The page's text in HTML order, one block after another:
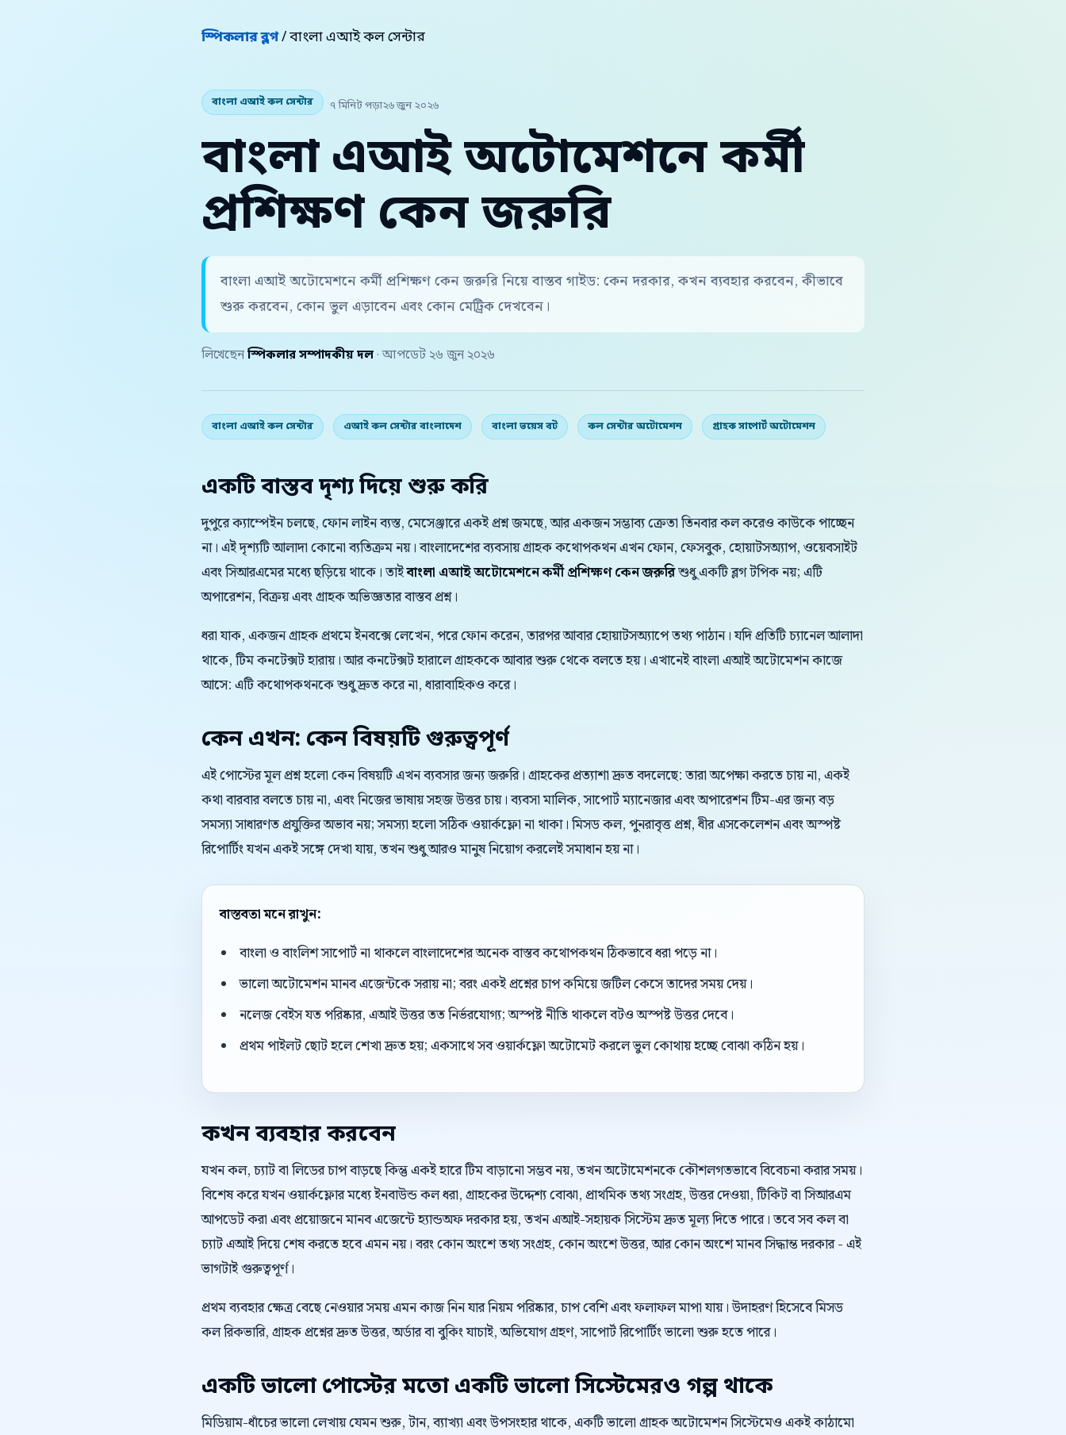
স্পিকলার ব্লগ/ বাংলা এআই কল সেন্টার
বাংলা এআই কল সেন্টার ৭ মিনিট পড়া২৬ জুন ২০২৬
বাংলা এআই অটোমেশনে কর্মী
প্রশিক্ষণ কেন জরুরি
বাংলা এআই অটোমেশনে কর্মী প্রশিক্ষণ কেন জরুরি নিয়ে বাস্তব গাইড: কেন দরকার, কখন ব্যবহার করবেন, কীভাবে
শুরু করবেন, কোন ভুল এড়াবেন এবং কোন মেট্রিক দেখবেন।
লিখেছেন স্পিকলার সম্পাদকীয় দল · আপডেট ২৬ জুন ২০২৬
বাংলা এআই কল সেন্টার এআই কল সেন্টার বাংলাদেশ বাংলা ভয়েস বট কল সেন্টার অটোমেশন গ্রাহক সাপোর্ট অটোমেশন
একটি বাস্তব দৃশ্য দিয়ে শুরু করি
দুপুরে ক্যাম্পেইন চলছে, ফোন লাইন ব্যস্ত, মেসেঞ্জারে একই প্রশ্ন জমছে, আর একজন সম্ভাব্য ক্রেতা তিনবার কল করেও কাউকে পাচ্ছেন
না। এই দৃশ্যটি আলাদা কোনো ব্যতিক্রম নয়। বাংলাদেশের ব্যবসায় গ্রাহক কথোপকথন এখন ফোন, ফেসবুক, হোয়াটসঅ্যাপ, ওয়েবসাইট
এবং সিআরএমের মধ্যে ছড়িয়ে থাকে। তাইবাংলা এআই অটোমেশনে কর্মী প্রশিক্ষণ কেন জরুরিশুধু একটি ব্লগ টপিক নয়; এটি
অপারেশন, বিক্রয় এবং গ্রাহক অভিজ্ঞতার বাস্তব প্রশ্ন।
ধরা যাক, একজন গ্রাহক প্রথমে ইনবক্সে লেখেন, পরে ফোন করেন, তারপর আবার হোয়াটসঅ্যাপে তথ্য পাঠান। যদি প্রতিটি চ্যানেল আলাদা
থাকে, টিম কনটেক্সট হারায়। আর কনটেক্সট হারালে গ্রাহককে আবার শুরু থেকে বলতে হয়। এখানেই বাংলা এআই অটোমেশন কাজে
আসে: এটি কথোপকথনকে শুধু দ্রুত করে না, ধারাবাহিকও করে।
কেন এখন: কেন বিষয়টি গুরুত্বপূর্ণ
এই পোস্টের মূল প্রশ্ন হলো কেন বিষয়টি এখন ব্যবসার জন্য জরুরি। গ্রাহকের প্রত্যাশা দ্রুত বদলেছে: তারা অপেক্ষা করতে চায় না, একই
কথা বারবার বলতে চায় না, এবং নিজের ভাষায় সহজ উত্তর চায়। ব্যবসা মালিক, সাপোর্ট ম্যানেজার এবং অপারেশন টিম-এর জন্য বড়
সমস্যা সাধারণত প্রযুক্তির অভাব নয়; সমস্যা হলো সঠিক ওয়ার্কফ্লো না থাকা। মিসড কল, পুনরাবৃত্ত প্রশ্ন, ধীর এসকেলেশন এবং অস্পষ্ট
রিপোর্টিং যখন একই সঙ্গে দেখা যায়, তখন শুধু আরও মানুষ নিয়োগ করলেই সমাধান হয় না।
বাস্তবতা মনে রাখুন:
বাংলা ও বাংলিশ সাপোর্ট না থাকলে বাংলাদেশের অনেক বাস্তব কথোপকথন ঠিকভাবে ধরা পড়ে না।
ভালো অটোমেশন মানব এজেন্টকে সরায় না; বরং একই প্রশ্নের চাপ কমিয়ে জটিল কেসে তাদের সময় দেয়।
নলেজ বেইস যত পরিষ্কার, এআই উত্তর তত নির্ভরযোগ্য; অস্পষ্ট নীতি থাকলে বটও অস্পষ্ট উত্তর দেবে।
প্রথম পাইলট ছোট হলে শেখা দ্রুত হয়; একসাথে সব ওয়ার্কফ্লো অটোমেট করলে ভুল কোথায় হচ্ছে বোঝা কঠিন হয়।
কখন ব্যবহার করবেন
যখন কল, চ্যাট বা লিডের চাপ বাড়ছে কিন্তু একই হারে টিম বাড়ানো সম্ভব নয়, তখন অটোমেশনকে কৌশলগতভাবে বিবেচনা করার সময়।
বিশেষ করে যখন ওয়ার্কফ্লোর মধ্যে ইনবাউন্ড কল ধরা, গ্রাহকের উদ্দেশ্য বোঝা, প্রাথমিক তথ্য সংগ্রহ, উত্তর দেওয়া, টিকিট বা সিআরএম
আপডেট করা এবং প্রয়োজনে মানব এজেন্টে হ্যান্ডঅফ দরকার হয়, তখন এআই-সহায়ক সিস্টেম দ্রুত মূল্য দিতে পারে। তবে সব কল বা
চ্যাট এআই দিয়ে শেষ করতে হবে এমন নয়। বরং কোন অংশে তথ্য সংগ্রহ, কোন অংশে উত্তর, আর কোন অংশে মানব সিদ্ধান্ত দরকার - এই
ভাগটাই গুরুত্বপূর্ণ।
প্রথম ব্যবহার ক্ষেত্র বেছে নেওয়ার সময় এমন কাজ নিন যার নিয়ম পরিষ্কার, চাপ বেশি এবং ফলাফল মাপা যায়। উদাহরণ হিসেবে মিসড
কল রিকভারি, গ্রাহক প্রশ্নের দ্রুত উত্তর, অর্ডার বা বুকিং যাচাই, অভিযোগ গ্রহণ, সাপোর্ট রিপোর্টিং ভালো শুরু হতে পারে।
একটি ভালো পোস্টের মতো একটি ভালো সিস্টেমেরও গল্প থাকে
মিডিয়াম-ধাঁচের ভালো লেখায় যেমন শুরু, টান, ব্যাখ্যা এবং উপসংহার থাকে, একটি ভালো গ্রাহক অটোমেশন সিস্টেমেও একই কাঠামো